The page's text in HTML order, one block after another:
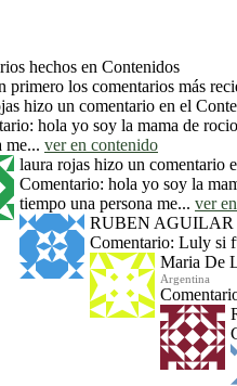
hechos en Contenidos
primero los comentarios más
hizo un comentario en el
hola yo soy la mama de
me... ver en contenido
laura rojas hizo un comentario
Comentario: hola yo soy la
tiempo una persona me... ver
RUBEN AGUILAR
Comentario: Luly si
Maria De
Argentina